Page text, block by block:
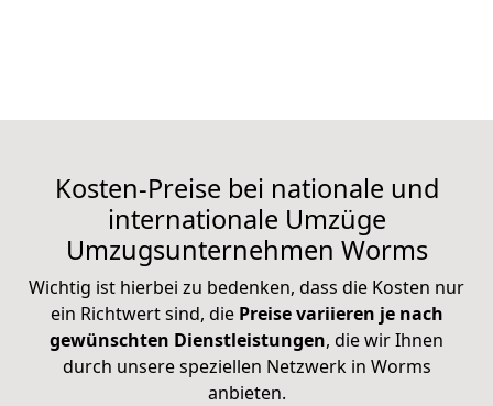
Kosten-Preise bei nationale und
internationale Umzüge
Umzugsunternehmen Worms
Wichtig ist hierbei zu bedenken, dass die Kosten nur
ein Richtwert sind, die Preise variieren je nach
gewünschten Dienstleistungen, die wir Ihnen
durch unsere speziellen Netzwerk in Worms
anbieten.